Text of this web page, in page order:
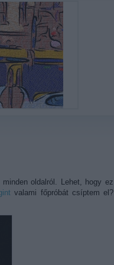
oldalról. Lehet, hogy ez
valami főpróbát csíptem el?